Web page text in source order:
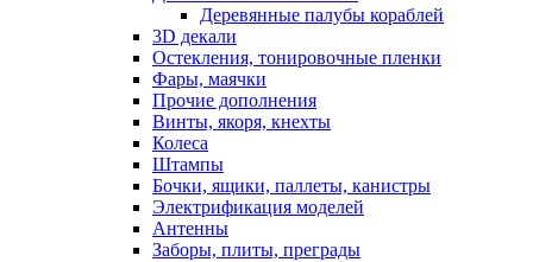
Деревянные палубы кораблей
3D декали
Остекления, тонировочные пленки
Фары, маячки
Прочие дополнения
Винты, якоря, кнехты
Колеса
Штампы
Бочки, ящики, паллеты, канистры
Электрификация моделей
Антенны
Заборы, плиты, преграды